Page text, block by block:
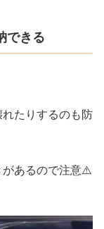
できる
たりするのも防
があるので注意⚠️